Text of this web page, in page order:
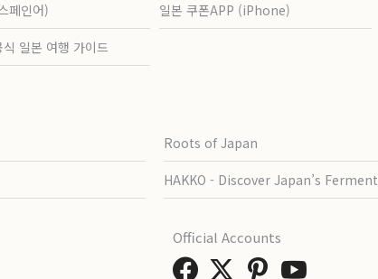
페인어) 일본 쿠폰APP (iPhone)
일본 여행 가이드
Roots of Japan
HAKKO - Discover Japan’s
Official Accounts